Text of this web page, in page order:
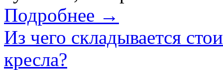
Подробнее →
Из чего складывается
кресла?